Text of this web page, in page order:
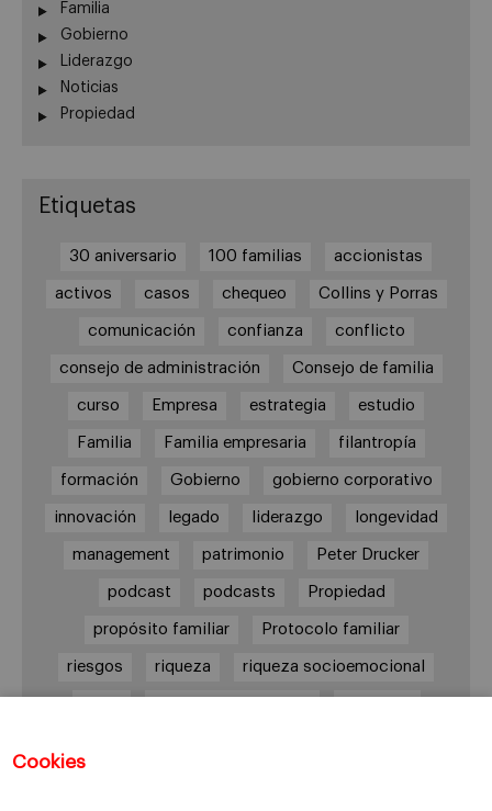
Cookies
Familia
Gobierno
Liderazgo
Noticias
Propiedad
Etiquetas
30 aniversario 100 familias accionistas
activos casos chequeo Collins y Porras
comunicación confianza conflicto
consejo de administración Consejo de familia
curso Empresa estrategia estudio
Familia Familia empresaria filantropía
formación Gobierno gobierno corporativo
innovación legado liderazgo longevidad
management patrimonio Peter Drucker
podcast podcasts Propiedad
propósito familiar Protocolo familiar
riesgos riqueza riqueza socioemocional